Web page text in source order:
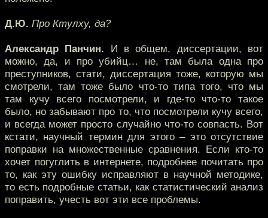
Д.Ю. Про Ктулху, да?
Александр Панчин. И в общем, диссертации, вот
можно, да, и про убийц… не, там была одна про
преступников, стати, диссертация тоже, которую мы
смотрели, там тоже было что-то типа того, что мы
там кучу всего посмотрели, и где-то что-то такое
было, но забывают про то, что посмотрели кучу всего,
и всегда может просто случайно что-то совпасть. Вот
кстати, научный термин для этого – это отсутствие
поправки на множественные сравнения. Если кто-то
хочет погуглить в интернете, подробнее почитать про
то, как эту ошибку исправляют в научной методике,
то есть подробные статьи, как статистический анализ
поправить, учесть вот эти все проблемы.